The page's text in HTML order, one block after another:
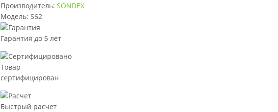
Производитель: SONDEX
Модель: S62
Гарантия до 5 лет
Товар
сертифицирован
Быстрый расчет